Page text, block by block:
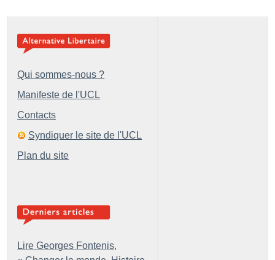
Qui sommes-nous ?
Manifeste de l'UCL
Contacts
Syndiquer le site de l'UCL
Plan du site
Lire Georges Fontenis,